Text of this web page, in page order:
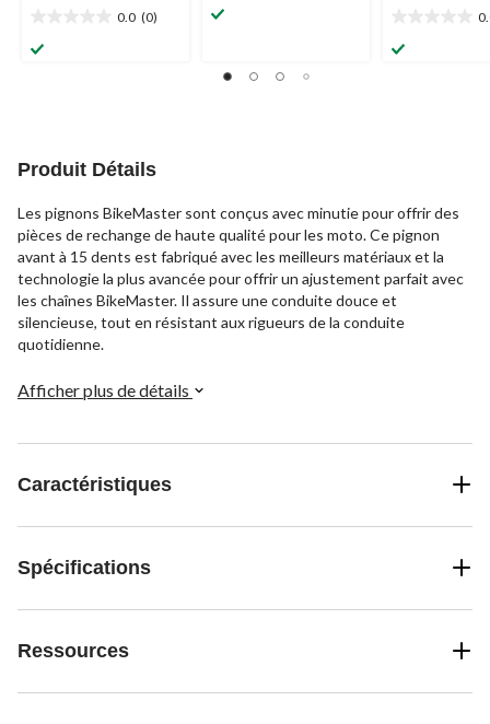
0.0 (0)
étoile(s)
étoile(s)
étoile(s)
Produit Détails
Les pignons BikeMaster sont conçus avec minutie pour offrir des
pièces de rechange de haute qualité pour les moto. Ce pignon
avant à 15 dents est fabriqué avec les meilleurs matériaux et la
technologie la plus avancée pour offrir un ajustement parfait avec
les chaînes BikeMaster. Il assure une conduite douce et
silencieuse, tout en résistant aux rigueurs de la conduite
quotidienne.
Afficher plus de détails
Caractéristiques
Spécifications
Ressources